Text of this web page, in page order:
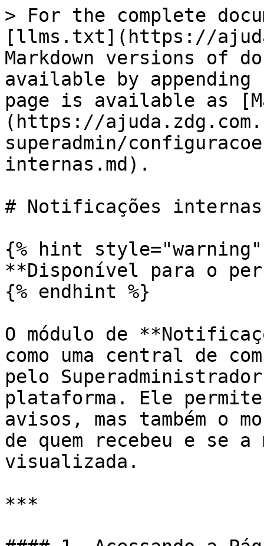
> For the complete
[llms.txt](https://
Markdown versions of
available by
page is available as
(https://
superadmin/
internas.md).
# Notificações internas
{% hint style="warning"
**Disponível para o
{% endhint %}
O módulo de
como uma central de
pelo
plataforma. Ele
avisos, mas também o
de quem recebeu e se a
visualizada.
***